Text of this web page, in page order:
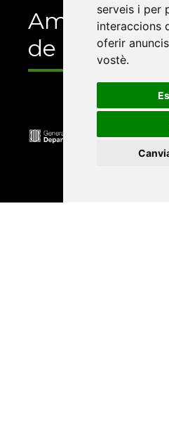
serveis i per
interaccions
oferir
vostè.
Amb el
de